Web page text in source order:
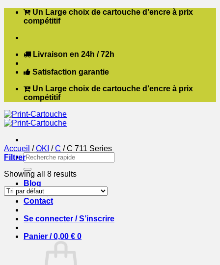
Passer Un Large choix de cartouche d'encre à prix
compétitif
Livraison en 24h / 72h
Satisfaction garantie
Un Large choix de cartouche d'encre à prix
compétitif
Recherche
pour :
Blog
Boutique
Contact
Se connecter / S’inscrire
Panier /0,00 € 0
Accueil / OKI / C /C 711 Series
Filtrer
Showing all 8 results